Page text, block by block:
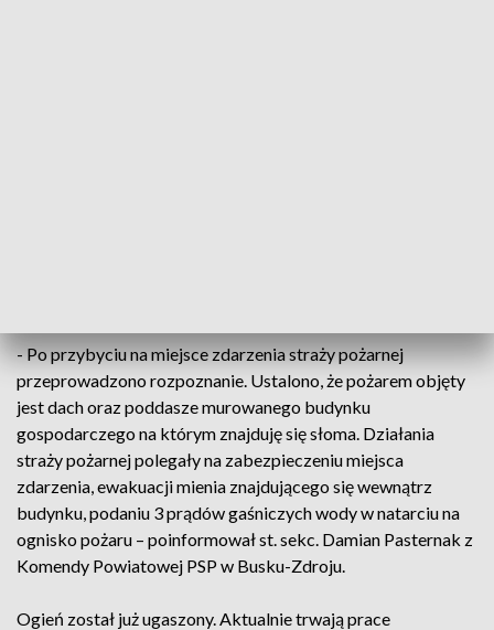
- Po przybyciu na miejsce zdarzenia straży pożarnej
przeprowadzono rozpoznanie. Ustalono, że pożarem objęty
jest dach oraz poddasze murowanego budynku
gospodarczego na którym znajduję się słoma. Działania
straży pożarnej polegały na zabezpieczeniu miejsca
zdarzenia, ewakuacji mienia znajdującego się wewnątrz
budynku, podaniu 3 prądów gaśniczych wody w natarciu na
ognisko pożaru – poinformował st. sekc. Damian Pasternak z
Komendy Powiatowej PSP w Busku-Zdroju.
Ogień został już ugaszony. Aktualnie trwają prace